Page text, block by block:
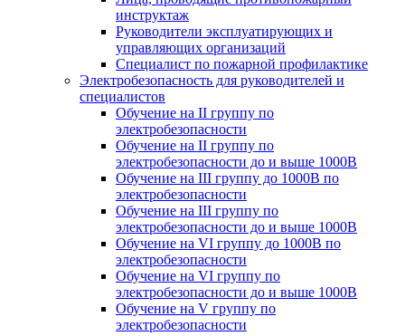
инструктаж
Руководители эксплуатирующих и
управляющих организаций
Специалист по пожарной профилактике
Электробезопасность для руководителей и
специалистов
Обучение на II группу по
электробезопасности
Обучение на II группу по
электробезопасности до и выше 1000В
Обучение на III группу до 1000В по
электробезопасности
Обучение на III группу по
электробезопасности до и выше 1000В
Обучение на VI группу до 1000В по
электробезопасности
Обучение на VI группу по
электробезопасности до и выше 1000В
Обучение на V группу по
электробезопасности